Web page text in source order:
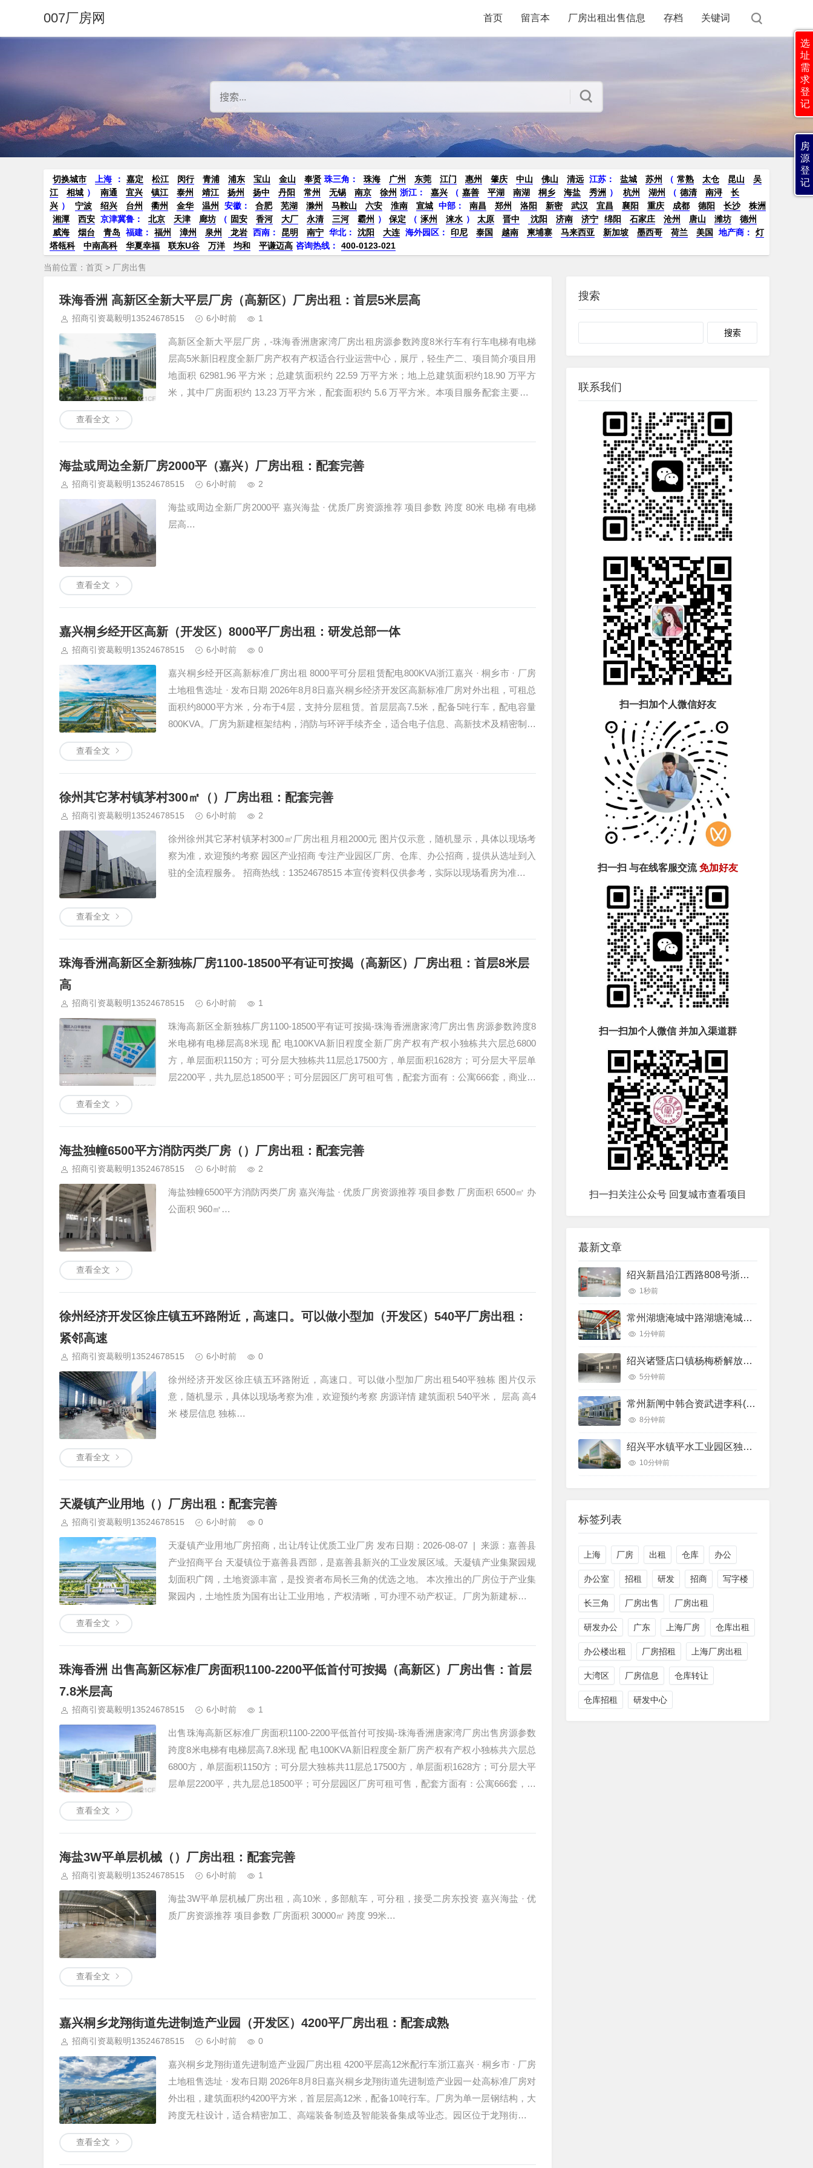
007厂房网 首页 留言本 厂房出租出售信息 存档 关键词
切换城市 上海 ： 嘉定 松江 闵行 青浦 浦东 宝山 金山 奉贤 珠三角： 珠海 广州 东莞 江门 惠州 肇庆 中山 佛山 清远 江苏 ： 盐城 苏州 （ 常熟 太仓 昆山
吴
江
相城 ） 南通 宜兴 镇江 泰州 靖江 扬州 扬中 丹阳 常州 无锡 南京 徐州 浙江： 嘉兴 （ 嘉善 平湖 南湖 桐乡 海盐 秀洲 ） 杭州 湖州 （ 德清 南浔
长
兴 ） 宁波 绍兴 台州 衢州 金华 温州 安徽 ： 合肥 芜湖 滁州 马鞍山 六安 淮南 宣城 中部： 南昌 郑州 洛阳 新密 武汉 宜昌 襄阳 重庆 成都 德阳 长沙
株洲
湘潭
西安 京津冀鲁： 北京 天津 廊坊 （ 固安 香河 大厂 永清 三河 霸州 ） 保定 （ 涿州 涞水 ） 太原 晋中 沈阳 济南 济宁 绵阳 石家庄 沧州 唐山 潍坊
德州
威海
烟台 青岛 福建： 福州 漳州 泉州 龙岩 西南： 昆明 南宁 华北： 沈阳 大连 海外园区： 印尼 泰国 越南 柬埔寨 马来西亚 新加坡 墨西哥 荷兰 美国 地产商：
灯
塔瓴科
中南高科 华夏幸福 联东U谷 万洋 均和 平谦迈高 咨询热线： 400-0123-021
当前位置： 首页 > 厂房出售
珠海香洲 高新区全新大平层厂房（高新区）厂房出租：首层5米层高
招商引资葛毅明13524678515 6小时前 1
高新区全新大平层厂房，-珠海香洲唐家湾厂房出租房源参数跨度8米行车有行车电梯有电梯
层高5米新旧程度全新厂房产权有产权适合行业运营中心，展厅，轻生产二、项目简介项目用
地面积 62981.96 平方米；总建筑面积约 22.59 万平方米；地上总建筑面积约18.90 万平方
米，其中厂房面积约 13.23 万平方米，配套面积约 5.6 万平方米。本项目服务配套主要为 3
查看全文
海盐或周边全新厂房2000平（嘉兴）厂房出租：配套完善
招商引资葛毅明13524678515 6小时前 2
海盐或周边全新厂房2000平 嘉兴海盐 · 优质厂房资源推荐 项目参数 跨度 80米 电梯 有电梯
层高…
查看全文
嘉兴桐乡经开区高新（开发区）8000平厂房出租：研发总部一体
招商引资葛毅明13524678515 6小时前 0
嘉兴桐乡经开区高新标准厂房出租 8000平可分层租赁配电800KVA浙江嘉兴 · 桐乡市 · 厂房
土地租售选址 · 发布日期 2026年8月8日嘉兴桐乡经济开发区高新标准厂房对外出租，可租总
面积约8000平方米，分布于4层，支持分层租赁。首层层高7.5米，配备5吨行车，配电容量
800KVA。厂房为新建框架结构，消防与环评手续齐全，适合电子信息、高新技术及精密制造
查看全文
徐州其它茅村镇茅村300㎡（）厂房出租：配套完善
招商引资葛毅明13524678515 6小时前 2
徐州徐州其它茅村镇茅村300㎡厂房出租月租2000元 图片仅示意，随机显示，具体以现场考
察为准，欢迎预约考察 园区产业招商 专注产业园区厂房、仓库、办公招商，提供从选址到入
驻的全流程服务。 招商热线：13524678515 本宣传资料仅供参考，实际以现场看房为准…
查看全文
珠海香洲高新区全新独栋厂房1100-18500平有证可按揭（高新区）厂房出租：首层8米层
高
招商引资葛毅明13524678515 6小时前 1
珠海高新区全新独栋厂房1100-18500平有证可按揭-珠海香洲唐家湾厂房出售房源参数跨度8
米电梯有电梯层高8米现 配 电100KVA新旧程度全新厂房产权有产权小独栋共六层总6800
方，单层面积1150方；可分层大独栋共11层总17500方，单层面积1628方；可分层大平层单
层2200平，共九层总18500平；可分层园区厂房可租可售，配套方面有：公寓666套，商业体
查看全文
海盐独幢6500平方消防丙类厂房（）厂房出租：配套完善
招商引资葛毅明13524678515 6小时前 2
海盐独幢6500平方消防丙类厂房 嘉兴海盐 · 优质厂房资源推荐 项目参数 厂房面积 6500㎡ 办
公面积 960㎡…
查看全文
徐州经济开发区徐庄镇五环路附近，高速口。可以做小型加（开发区）540平厂房出租：
紧邻高速
招商引资葛毅明13524678515 6小时前 0
徐州经济开发区徐庄镇五环路附近，高速口。可以做小型加厂房出租540平独栋 图片仅示
意，随机显示，具体以现场考察为准，欢迎预约考察 房源详情 建筑面积 540平米， 层高 高4
米 楼层信息 独栋…
查看全文
天凝镇产业用地（）厂房出租：配套完善
招商引资葛毅明13524678515 6小时前 0
天凝镇产业用地厂房招商，出让/转让优质工业厂房 发布日期：2026-08-07 | 来源：嘉善县
产业招商平台 天凝镇位于嘉善县西部，是嘉善县新兴的工业发展区域。天凝镇产业集聚园规
划面积广阔，土地资源丰富，是投资者布局长三角的优选之地。 本次推出的厂房位于产业集
聚园内，土地性质为国有出让工业用地，产权清晰，可办理不动产权证。厂房为新建标准厂
查看全文
珠海香洲 出售高新区标准厂房面积1100-2200平低首付可按揭（高新区）厂房出售：首层
7.8米层高
招商引资葛毅明13524678515 6小时前 1
出售珠海高新区标准厂房面积1100-2200平低首付可按揭-珠海香洲唐家湾厂房出售房源参数
跨度8米电梯有电梯层高7.8米现 配 电100KVA新旧程度全新厂房产权有产权小独栋共六层总
6800方，单层面积1150方；可分层大独栋共11层总17500方，单层面积1628方；可分层大平
层单层2200平，共九层总18500平；可分层园区厂房可租可售，配套方面有：公寓666套，商
查看全文
海盐3W平单层机械（）厂房出租：配套完善
招商引资葛毅明13524678515 6小时前 1
海盐3W平单层机械厂房出租，高10米，多部航车，可分租，接受二房东投资 嘉兴海盐 · 优
质厂房资源推荐 项目参数 厂房面积 30000㎡ 跨度 99米…
查看全文
嘉兴桐乡龙翔街道先进制造产业园（开发区）4200平厂房出租：配套成熟
招商引资葛毅明13524678515 6小时前 0
嘉兴桐乡龙翔街道先进制造产业园厂房出租 4200平层高12米配行车浙江嘉兴 · 桐乡市 · 厂房
土地租售选址 · 发布日期 2026年8月8日嘉兴桐乡龙翔街道先进制造产业园一处高标准厂房对
外出租，建筑面积约4200平方米，首层层高12米，配备10吨行车。厂房为单一层钢结构，大
跨度无柱设计，适合精密加工、高端装备制造及智能装备集成等业态。园区位于龙翔街道工
查看全文
搜索
Search
联系我们
扫一扫加个人微信好友
扫一扫 与在线客服交流免加好友
扫一扫加个人微信 并加入渠道群
扫一扫关注公众号 回复城市查看项目
蕞新文章
绍兴新昌沿江西路808号浙江几米物联科技有限公司市中心的创意园可以做培训生产50000㎡独门独院多层厂房出租
1秒前
常州湖塘淹城中路湖塘淹城北路边1400平行车（）厂房出租：配套完善
1分钟前
绍兴诸暨店口镇杨梅桥解放路治衡烟酒旁店口解放路店口解放路带空地独立院子350㎡单层全新可分租（）厂房厂房出租
5分钟前
常州新闸中韩合资武进李科(南嘉)电子有限公司市钟楼区邹区卜弋（公司常州市）厂房出租：配套完善
8分钟前
绍兴平水镇平水工业园区独门独院2000㎡多层大车进出厂房出租｜工业园，优质产业载体
10分钟前
标签列表
上海 厂房 出租 仓库 办公
办公室 招租 研发 招商 写字楼
长三角 厂房出售 厂房出租
研发办公 广东 上海厂房 仓库出租
办公楼出租 厂房招租 上海厂房出租
大湾区 厂房信息 仓库转让
仓库招租 研发中心
选
址
需
求
登
记
房
源
登
记